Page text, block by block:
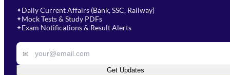
✦Daily Current Affairs (Bank, SSC, Railway)
✦Mock Tests & Study PDFs
✦Exam Notifications & Result Alerts
✉
Get Updates
Select Course
Remark